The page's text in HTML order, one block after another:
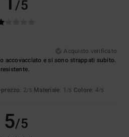
/5
Acquisto verificato
accovacciato e si sono strappati subito.
: 2/5 Materiale: 1 /5 Colore: 4/5
5/5